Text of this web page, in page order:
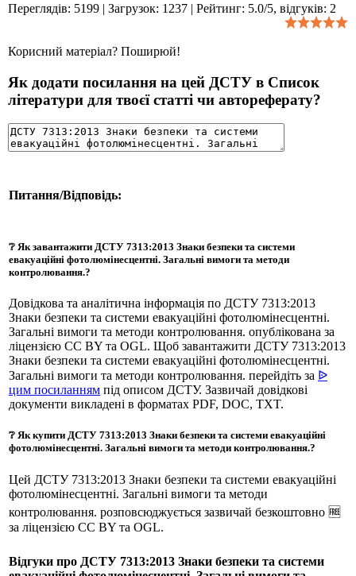
Переглядів: 5199 | Загрузок: 1237 | Рейтинг: 5.0/5, відгуків: 2
Корисний матеріал? Поширюй!
Як додати посилання на цей ДСТУ в Список
літератури для твоєї статті чи автореферату?
Питання/Відповідь:
❔ Як завантажити ДСТУ 7313:2013 Знаки безпеки та системи
евакуаційні фотолюмінесцентні. Загальні вимоги та методи
контролювання.?
Довідкова та аналітична інформація по ДСТУ 7313:2013
Знаки безпеки та системи евакуаційні фотолюмінесцентні.
Загальні вимоги та методи контролювання. опублікована за
ліцензією CC BY та OGL. Щоб завантажити ДСТУ 7313:2013
Знаки безпеки та системи евакуаційні фотолюмінесцентні.
Загальні вимоги та методи контролювання. перейдіть за ᐉ
цим посиланням під описом ДСТУ. Зазвичай довідкові
документи викладені в форматах PDF, DOC, TXT.
❔ Як купити ДСТУ 7313:2013 Знаки безпеки та системи евакуаційні
фотолюмінесцентні. Загальні вимоги та методи контролювання.?
Цей ДСТУ 7313:2013 Знаки безпеки та системи евакуаційні
фотолюмінесцентні. Загальні вимоги та методи
контролювання. розповсюджується зазвичай безкоштовно 🆓
за ліцензією CC BY та OGL.
Відгуки про ДСТУ 7313:2013 Знаки безпеки та системи